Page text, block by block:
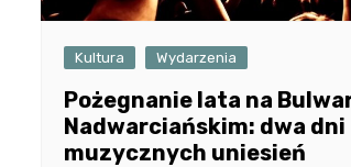
Kultura Wydarzenia
Pożegnanie lata na
Nadwarciańskim: dwa dni
muzycznych uniesień